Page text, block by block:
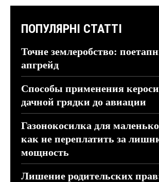
ПОПУЛЯРНІ СТАТТІ
Точне землеробство:
апгрейд
Способы применения
дачной грядки до авиации
Газонокосилка для
как не переплатить за
мощность
Лишение родительских